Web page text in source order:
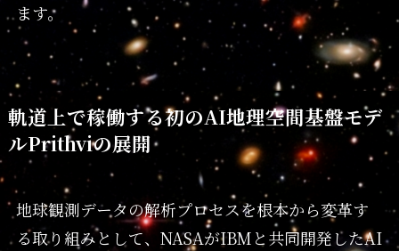
ます。
軌道上で稼働する初のAI地理空間基盤モデ
ルPrithviの展開
地球観測データの解析プロセスを根本から変革す
る取り組みとして、NASAがIBMと共同開発したAI